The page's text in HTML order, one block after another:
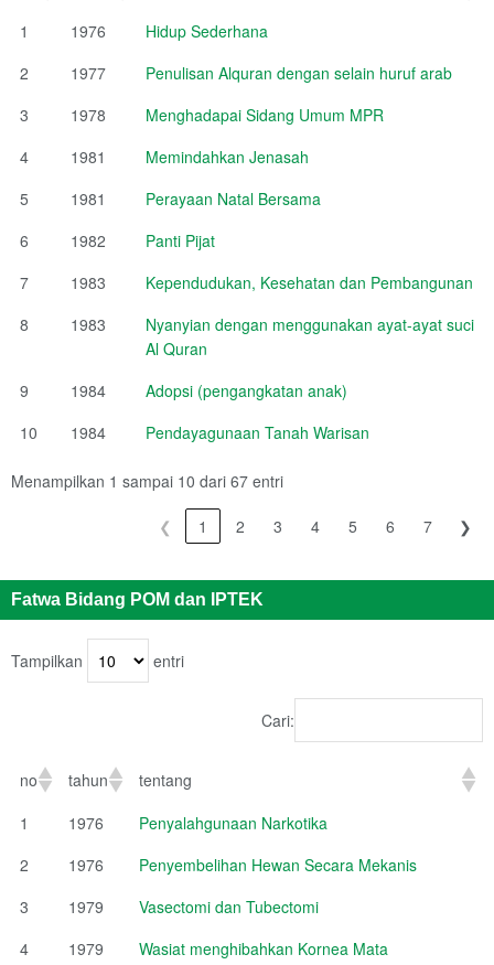
1
1976
Hidup Sederhana
2
1977
Penulisan Alquran dengan selain huruf arab
3
1978
Menghadapai Sidang Umum MPR
4
1981
Memindahkan Jenasah
5
1981
Perayaan Natal Bersama
6
1982
Panti Pijat
7
1983
Kependudukan, Kesehatan dan Pembangunan
8
1983
Nyanyian dengan menggunakan ayat-ayat suci
Al Quran
9
1984
Adopsi (pengangkatan anak)
10
1984 Pendayagunaan Tanah Warisan
Menampilkan 1 sampai 10 dari 67 entri
❮ 1 2 3 4 5 6 7 ❯
Fatwa Bidang POM dan IPTEK
Tampilkan entri
Cari:
no tahun
tentang
1
1976
Penyalahgunaan Narkotika
2
1976
Penyembelihan Hewan Secara Mekanis
3
1979
Vasectomi dan Tubectomi
4
1979
Wasiat menghibahkan Kornea Mata